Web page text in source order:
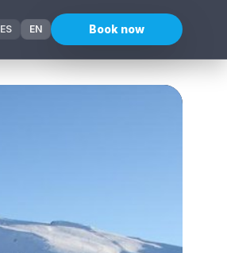
ES EN Book now